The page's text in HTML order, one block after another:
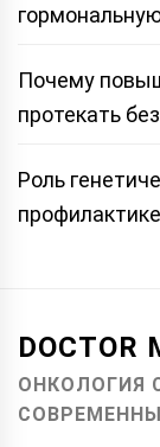
Почему
протекать
Роль
DOCTOR
ОНКОЛОГИЯ